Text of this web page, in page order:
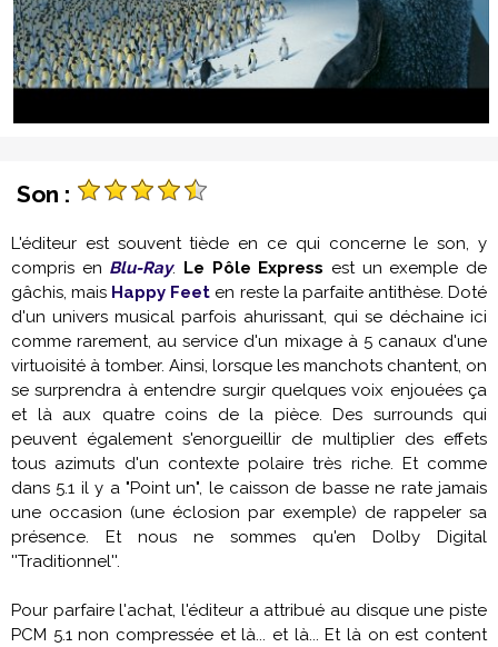
Son :
L'éditeur est souvent tiède en ce qui concerne le son, y
compris en Blu-Ray. Le Pôle Express est un exemple de
gâchis, mais Happy Feet en reste la parfaite antithèse. Doté
d'un univers musical parfois ahurissant, qui se déchaine ici
comme rarement, au service d'un mixage à 5 canaux d'une
virtuoisité à tomber. Ainsi, lorsque les manchots chantent, on
se surprendra à entendre surgir quelques voix enjouées ça
et là aux quatre coins de la pièce. Des surrounds qui
peuvent également s'enorgueillir de multiplier des effets
tous azimuts d'un contexte polaire très riche. Et comme
dans 5.1 il y a "Point un", le caisson de basse ne rate jamais
une occasion (une éclosion par exemple) de rappeler sa
présence. Et nous ne sommes qu'en Dolby Digital
''Traditionnel''.
Pour parfaire l'achat, l'éditeur a attribué au disque une piste
PCM 5.1 non compressée et là... et là... Et là on est content